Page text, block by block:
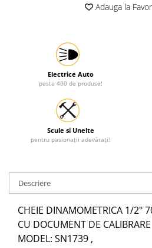
Adauga la
Electrice Auto
peste 400 de produse!
Scule si Unelte
pentru pasionații adevărați!
Descriere
CHEIE DINAMOMETRICA 1/2"
CU DOCUMENT DE CALIBRARE
MODEL: SN1739 ,